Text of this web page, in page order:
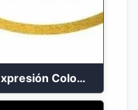
Expresión Colombia Radio en vivo 24/7